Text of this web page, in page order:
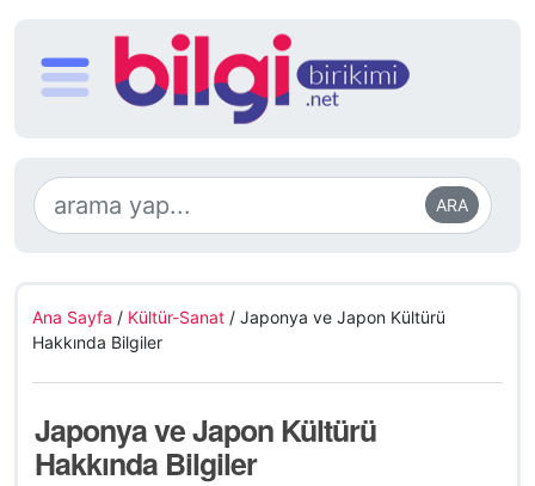
ARA
Ana Sayfa / Kültür-Sanat / Japonya ve Japon Kültürü
Hakkında Bilgiler
Japonya ve Japon Kültürü
Hakkında Bilgiler